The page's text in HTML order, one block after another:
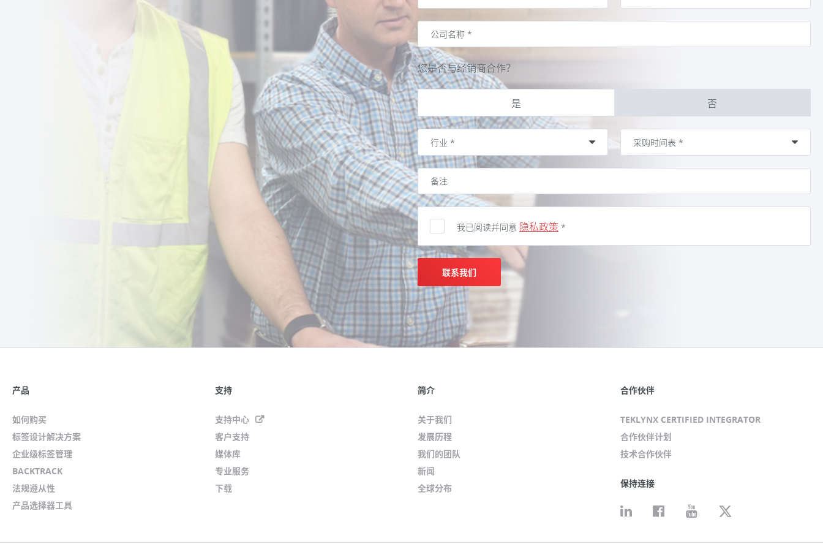
您是否与经销商合作？
是 否
我已阅读并同意 隐私政策 *
联系我们
产品
如何购买
标签设计解决方案
企业级标签管理
BACKTRACK
法规遵从性
产品选择器工具
支持
支持中心
客户支持
媒体库
专业服务
下载
简介
关于我们
发展历程
我们的团队
新闻
全球分布
合作伙伴
TEKLYNX CERTIFIED INTEGRATOR
合作伙伴计划
技术合作伙伴
保持连接